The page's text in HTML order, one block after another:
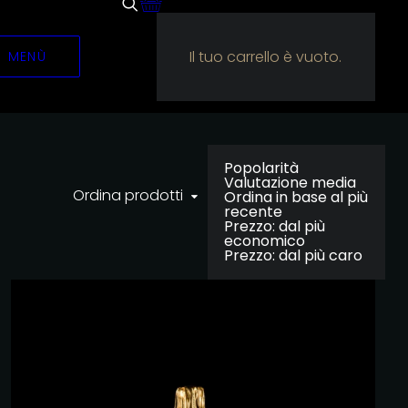
MENÙ Il tuo carrello è vuoto.
Ordina prodotti
Popolarità
Valutazione media
Ordina in base al più
recente
Prezzo: dal più
economico
Prezzo: dal più caro